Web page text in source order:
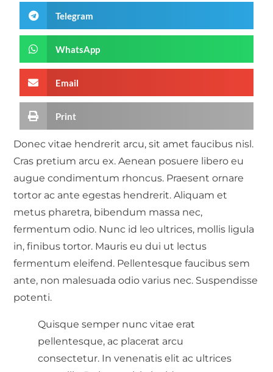
Telegram
WhatsApp
Email
Print
Donec vitae hendrerit arcu, sit amet faucibus nisl.
Cras pretium arcu ex. Aenean posuere libero eu
augue condimentum rhoncus. Praesent ornare
tortor ac ante egestas hendrerit. Aliquam et
metus pharetra, bibendum massa nec,
fermentum odio. Nunc id leo ultrices, mollis ligula
in, finibus tortor. Mauris eu dui ut lectus
fermentum eleifend. Pellentesque faucibus sem
ante, non malesuada odio varius nec. Suspendisse
potenti.
Quisque semper nunc vitae erat
pellentesque, ac placerat arcu
consectetur. In venenatis elit ac ultrices